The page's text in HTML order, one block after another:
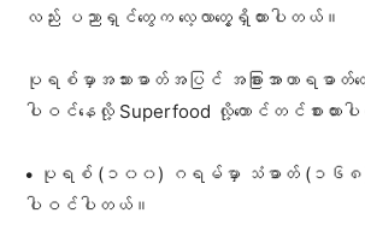
လည်း ပညာရှင်တွေက လေ့လာတွေ့ရှိထားပါတယ်။
ပုရစ်မှာအသားဓာတ်အပြင် အခြားအာဟာရဓာတ်
ပါဝင်နေလို့ Superfood လို့တောင်တင်စားထား
• ပုရစ် (၁၀၀) ဂရမ်မှာ သံဓာတ် (၁
ပါဝင်ပါတယ်။